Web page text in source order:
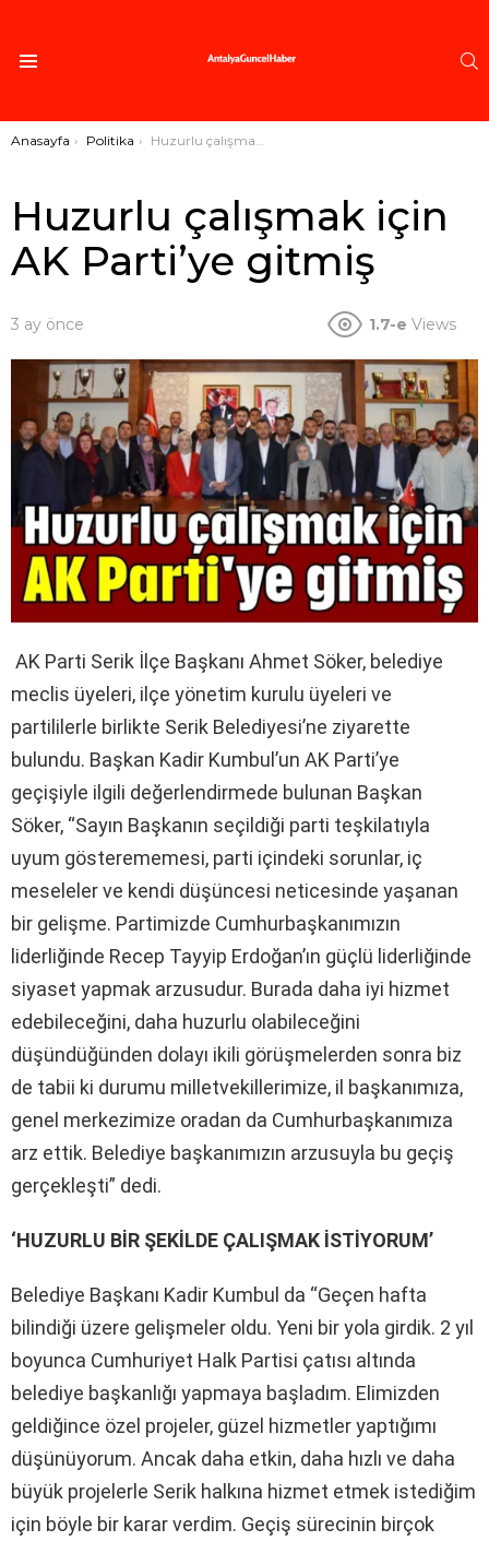
Buradasınız:
Anasayfa Politika Huzurlu çalışmak için AK Parti’ye gitmiş
Huzurlu çalışmak için
AK Parti’ye gitmiş
3 ay önce 1.7-e Views
AK Parti Serik İlçe Başkanı Ahmet Söker, belediye
meclis üyeleri, ilçe yönetim kurulu üyeleri ve
partililerle birlikte Serik Belediyesi’ne ziyarette
bulundu. Başkan Kadir Kumbul’un AK Parti’ye
geçişiyle ilgili değerlendirmede bulunan Başkan
Söker, “Sayın Başkanın seçildiği parti teşkilatıyla
uyum gösterememesi, parti içindeki sorunlar, iç
meseleler ve kendi düşüncesi neticesinde yaşanan
bir gelişme. Partimizde Cumhurbaşkanımızın
liderliğinde Recep Tayyip Erdoğan’ın güçlü liderliğinde
siyaset yapmak arzusudur. Burada daha iyi hizmet
edebileceğini, daha huzurlu olabileceğini
düşündüğünden dolayı ikili görüşmelerden sonra biz
de tabii ki durumu milletvekillerimize, il başkanımıza,
genel merkezimize oradan da Cumhurbaşkanımıza
arz ettik. Belediye başkanımızın arzusuyla bu geçiş
gerçekleşti” dedi.
‘HUZURLU BİR ŞEKİLDE ÇALIŞMAK İSTİYORUM’
Belediye Başkanı Kadir Kumbul da “Geçen hafta
bilindiği üzere gelişmeler oldu. Yeni bir yola girdik. 2 yıl
boyunca Cumhuriyet Halk Partisi çatısı altında
belediye başkanlığı yapmaya başladım. Elimizden
geldiğince özel projeler, güzel hizmetler yaptığımı
düşünüyorum. Ancak daha etkin, daha hızlı ve daha
büyük projelerle Serik halkına hizmet etmek istediğim
için böyle bir karar verdim. Geçiş sürecinin birçok